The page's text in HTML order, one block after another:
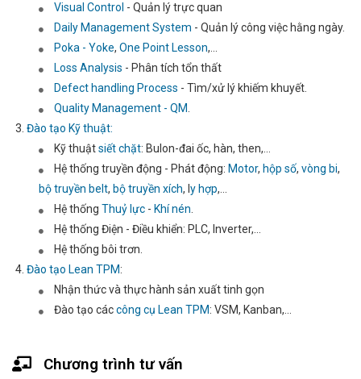
Visual Control - Quản lý trực quan
Daily Management System - Quản lý công việc hằng ngày.
Poka - Yoke, One Point Lesson,...
Loss Analysis - Phân tích tổn thất
Defect handling Process - Tìm/xử lý khiếm khuyết.
Quality Management - QM
Đào tạo Kỹ thuật:
Kỹ thuậtsiết chặt: Bulon-đai ốc, hàn, then,...
Hệ thống truyền động - Phát động: Motor, hộp số, vòng bi,
bộ truyền belt, bộ truyền xích, l y hợp,...
Hệ thống Thuỷ lực - Khí nén
Hệ thống Điện - Điều khiển: PLC, Inverter,...
Hệ thống bôi trơn.
Đào tạo Lean TPM:
Nhận thức và thực hành sản xuất tinh gọn
Đào tạo cáccông cụ Lean TPM: VSM, Kanban,...
Chương trình tư vấn